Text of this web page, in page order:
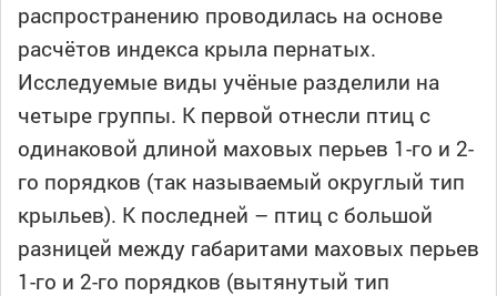
распространению проводилась на основе
расчётов индекса крыла пернатых.
Исследуемые виды учёные разделили на
четыре группы. К первой отнесли птиц с
одинаковой длиной маховых перьев 1-го и 2-
го порядков (так называемый округлый тип
крыльев). К последней – птиц с большой
разницей между габаритами маховых перьев
1-го и 2-го порядков (вытянутый тип